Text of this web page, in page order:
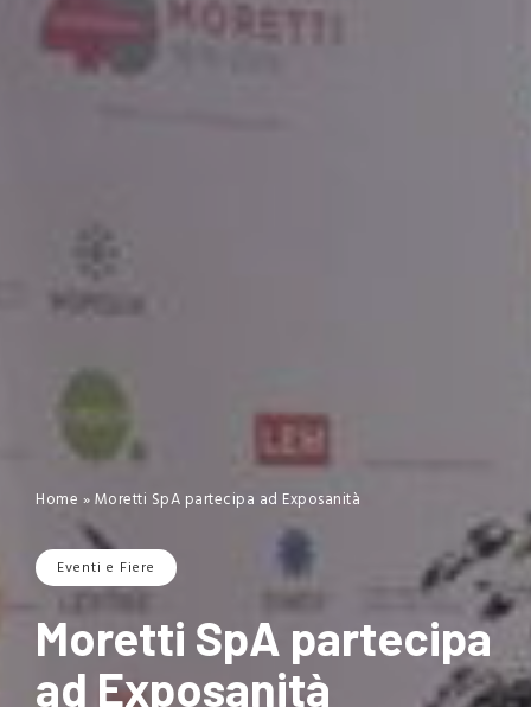
Home »Moretti SpA partecipa ad Exposanità
Eventi e Fiere
Moretti SpA partecipa
ad Exposanità